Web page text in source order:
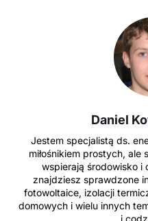
Daniel
Jestem specjalistą ds.
miłośnikiem prostych,
wspierają środowisko
znajdziesz sprawdzone
fotowoltaice, izolacji
domowych i wielu innych